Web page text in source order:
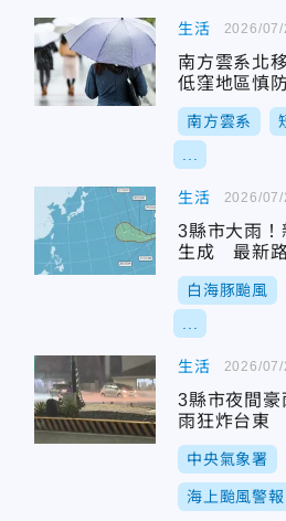
生活
南方雲系北
低窪地區慎
南方雲系
2026/
生活
3縣市大雨！
生成 最新
白海豚颱風
2026/07/
生活
3縣市夜間豪
雨狂炸台東
中央氣象署
海上颱風警報
2026/